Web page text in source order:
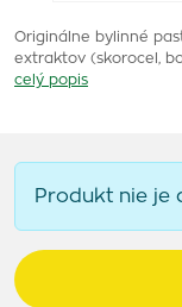
Originálne bylinné
extraktov (skorocel,
celý popis
Produkt nie je